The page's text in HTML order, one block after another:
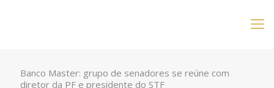
Banco Master: grupo de senadores se reúne com
diretor da PF e presidente do STF